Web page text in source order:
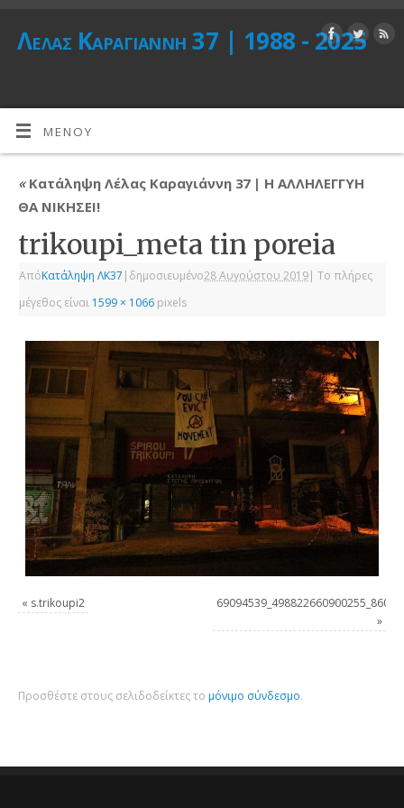
Λέλας Καραγιάννη 37 | 1988 - 2025
ΜΕΝΟΎ
«Κατάληψη Λέλας Καραγιάννη 37 | Η ΑΛΛΗΛΕΓΓΥΗ
ΘΑ ΝΙΚΗΣΕΙ!
trikoupi_meta tin poreia
ΑπόΚατάληψη ΛΚ37 | δημοσιευμένο28 Αυγούστου 2019| Το πλήρες
μέγεθος είναι 1599 × 1066 pixels
« s.trikoupi2
»
Προσθέστε στους σελιδοδείκτες το μόνιμο σύνδεσμο.